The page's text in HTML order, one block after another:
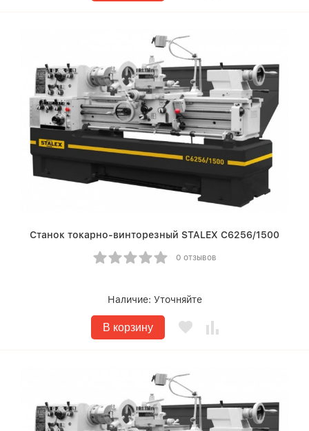
Станок токарно-винторезный STALEX C6256/1500
0 отзывов
Наличие: Уточняйте
В корзину